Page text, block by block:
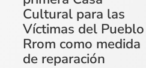
Cultural para las
Víctimas del Pueblo
Rrom como medida
de reparación